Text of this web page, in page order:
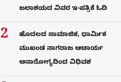
ಜಲಾಶಯದ ವಿವರ ಇ-ಪತ್ರಿಕೆ ಓದಿ
ಹೊದಲದ ಸಾಮಾಜಿಕ, ಧಾರ್ಮಿಕ
ಮುಖಂಡ ನಾಗರಾಜ ಆಚಾರ್ಯ
ಅನಾರೋಗ್ಯದಿಂದ ವಿಧಿವಶ